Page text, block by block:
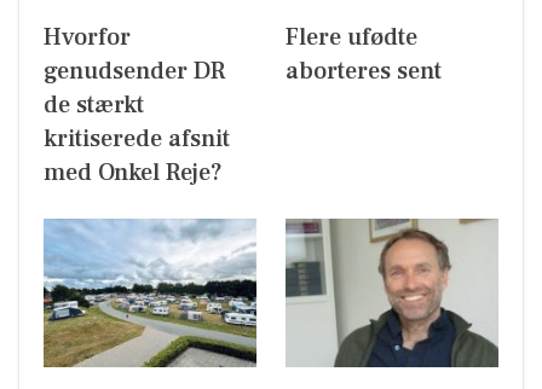
Hvorfor
genudsender DR
de stærkt
kritiserede afsnit
med Onkel Reje?
Flere ufødte
aborteres sent